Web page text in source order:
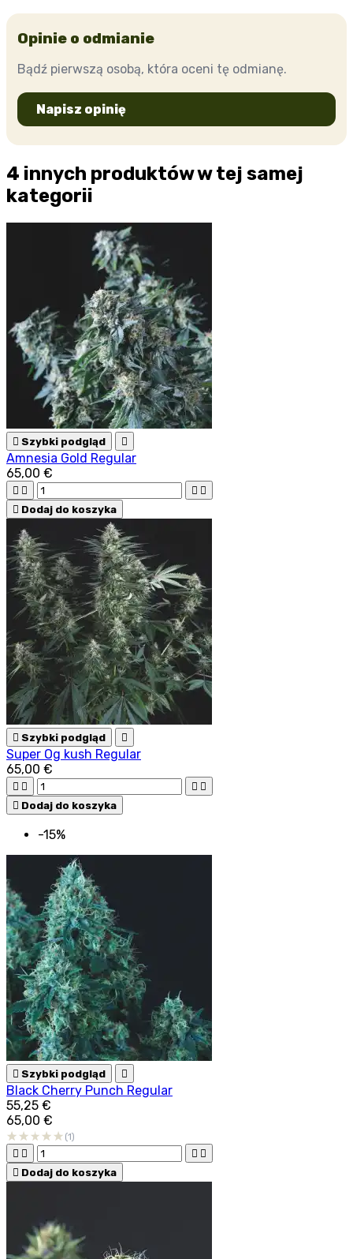
Opinie o odmianie
Bądź pierwszą osobą, która oceni tę odmianę.
Napisz opinię
4 innych produktów w tej samej
kategorii
 Szybki podgląd 
Amnesia Gold Regular
65,00 €
   
 Dodaj do koszyka
 Szybki podgląd 
Super Og kush Regular
65,00 €
   
 Dodaj do koszyka
-15%
 Szybki podgląd 
Black Cherry Punch Regular
55,25 €
65,00 €
(1)
   
 Dodaj do koszyka